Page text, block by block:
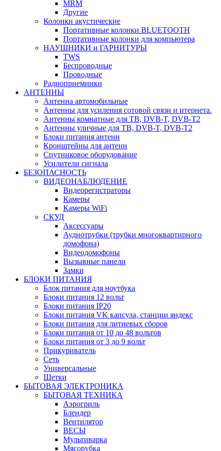
MRM
Другие
Колонки акустические
Портативные колонки BLUETOOTH
Портативные колонки для компьютера
НАУШНИКИ и ГАРНИТУРЫ
TWS
Беспроводные
Проводные
Радиоприемники
АНТЕННЫ
Антенна автомобильные
Антенны для усиления сотовой связи и итернета.
Антенны комнатные для ТВ, DVB-T, DVB-T2
Антенны уличные для ТВ, DVB-T, DVB-T2
Блоки питания антенн
Кронштейны для антенн
Спутниковое оборудование
Усилители сигнала
БЕЗОПАСНОСТЬ
ВИДЕОНАБЛЮДЕНИЕ
Видеорегистраторы
Камеры
Камеры WiFi
СКУД
Аксессуары
Аудиотрубки (трубки многоквартирного
домофона)
Видеодомофоны
Вызывные панели
Замки
БЛОКИ ПИТАНИЯ
Блок питания для ноутбука
Блоки питания 12 вольт
Блоки питания IP20
Блоки питания VK капсула, станции яндекс
Блоки питания для литиевых сборов
Блоки питания от 10 до 48 вольтов
Блоки питания от 3 до 9 вольт
Прикуриватель
Сеть
Универсальные
Щетки
БЫТОВАЯ ЭЛЕКТРОНИКА
БЫТОВАЯ ТЕХНИКА
Аэрогриль
Блендер
Вентилятор
ВЕСЫ
Мультиварка
Мясорубка